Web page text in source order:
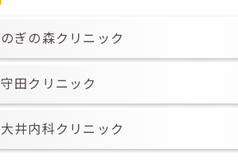
のぎの森クリニック
守田クリニック
大井内科クリニック